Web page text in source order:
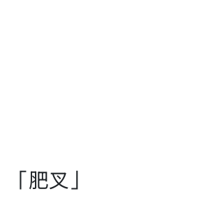
「肥叉」